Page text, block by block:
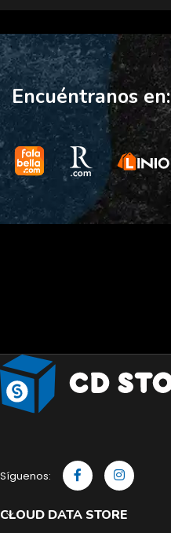
Encuéntranos en:
Síguenos:
CLOUD DATA STORE